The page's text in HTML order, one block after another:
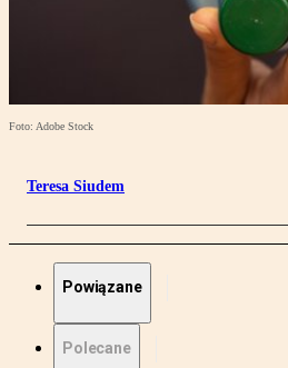
Foto: Adobe Stock
Teresa Siudem
Powiązane
Polecane